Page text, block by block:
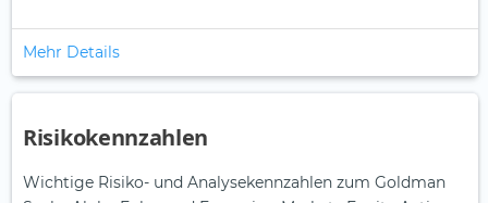
Mehr Details
Risikokennzahlen
Wichtige Risiko- und Analysekennzahlen zum Goldman